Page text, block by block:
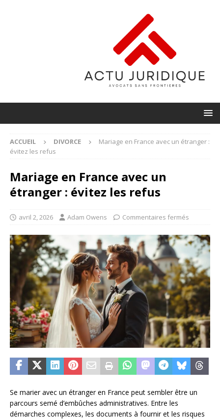
ACCUEIL DIVORCE
Mariage en France avec un étranger :
évitez les refus
Mariage en France avec un
étranger : évitez les refus
avril 2, 2026 Adam Owens Commentaires fermés
Se marier avec un étranger en France peut sembler être un
parcours semé d’embûches administratives. Entre les
démarches complexes, les documents à fournir et les risques